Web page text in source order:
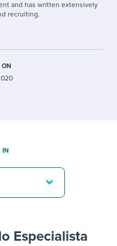
and has written extensively
recruiting.
ON
Especialista
IN